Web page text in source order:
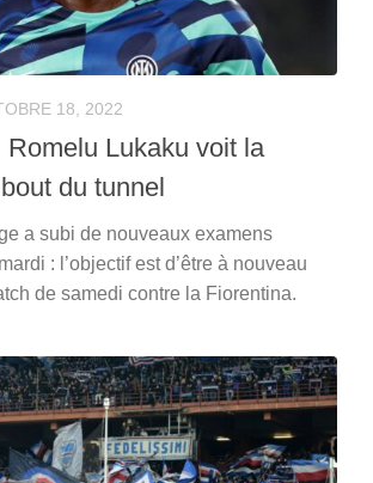
18, 2022
Romelu Lukaku voit la
du tunnel
a subi de nouveaux examens
: l’objectif est d’être à nouveau
de samedi contre la Fiorentina.